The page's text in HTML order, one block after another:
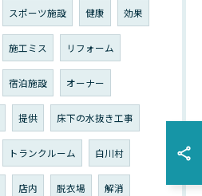
スポーツ施設 健康 効果
施工ミス リフォーム
宿泊施設 オーナー
提供 床下の水抜き工事
トランクルーム 白川村
店内 脱衣場 解消